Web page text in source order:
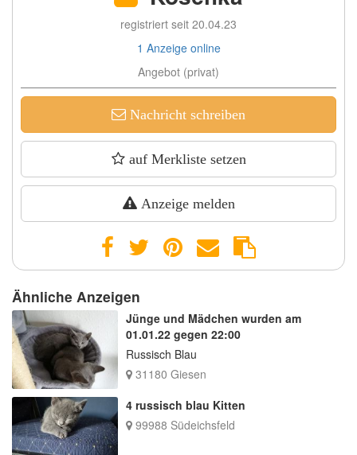
registriert seit 20.04.23
1 Anzeige online
Angebot (privat)
Nachricht schreiben
auf Merkliste setzen
Anzeige melden
Ähnliche Anzeigen
Jünge und Mädchen wurden am
01.01.22 gegen 22:00
Russisch Blau
31180 Giesen
4 russisch blau Kitten
99988 Südeichsfeld